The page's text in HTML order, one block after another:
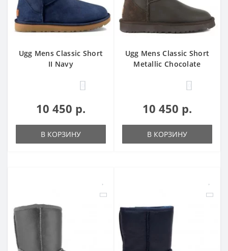
Ugg Mens Classic Short
II Navy
10 450 р.
В КОРЗИНУ
Ugg Mens Classic Short
Metallic Chocolate
10 450 р.
В КОРЗИНУ